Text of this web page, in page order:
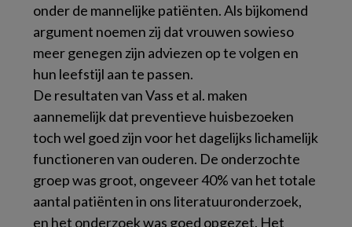
onder de mannelijke patiënten. Als bijkomend
argument noemen zij dat vrouwen sowieso
meer genegen zijn adviezen op te volgen en
hun leefstijl aan te passen.
De resultaten van Vass et al. maken
aannemelijk dat preventieve huisbezoeken
toch wel goed zijn voor het dagelijks lichamelijk
functioneren van ouderen. De onderzochte
groep was groot, ongeveer 40% van het totale
aantal patiënten in ons literatuuronderzoek,
en het onderzoek was goed opgezet. Het